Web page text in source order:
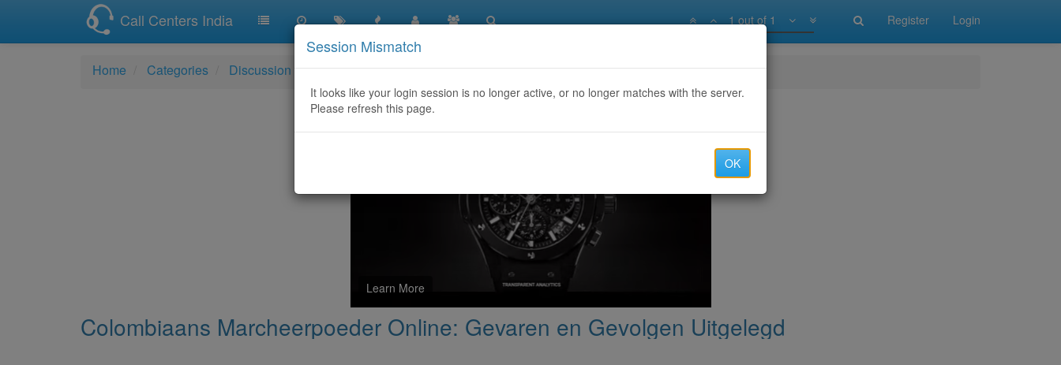
Call Centers India Register Login
1 out of 1
Home Categories Discussion Colombiaans Marcheerpoeder Online: Gevaren en Gevolgen Uitgelegd
Learn More
Colombiaans Marcheerpoeder Online: Gevaren en Gevolgen Uitgelegd
Session Mismatch
It looks like your login session is no longer active, or no longer matches with the server.
Please refresh this page.
OK